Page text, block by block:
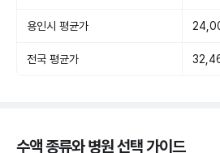
용인시 평균가
전국 평균가
수액 종류와 병원 선택 가이드